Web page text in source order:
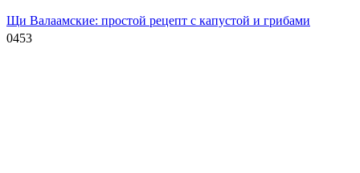
Щи Валаамские: простой рецепт с капустой и грибами
0453